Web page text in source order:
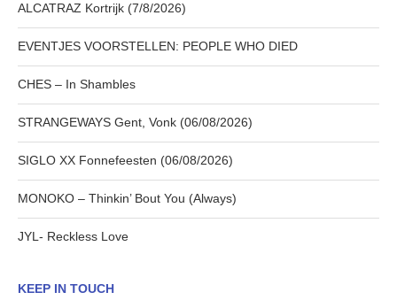
ALCATRAZ Kortrijk (7/8/2026)
EVENTJES VOORSTELLEN: PEOPLE WHO DIED
CHES – In Shambles
STRANGEWAYS Gent, Vonk (06/08/2026)
SIGLO XX Fonnefeesten (06/08/2026)
MONOKO – Thinkin’ Bout You (Always)
JYL- Reckless Love
KEEP IN TOUCH